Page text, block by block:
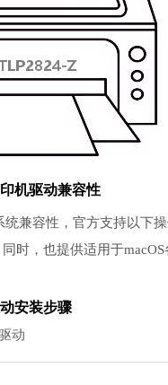
机驱动兼容性
兼容性，官方支持以下
时，也提供适用于
安装步骤
动